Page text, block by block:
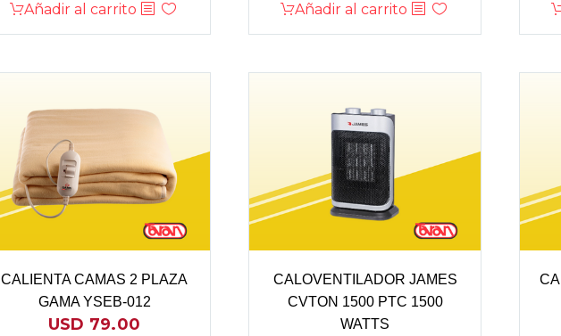
Añadir al carrito Añadir al carrito
CALIENTA CAMAS 2 PLAZA
GAMA YSEB-012
USD 79.00
CALOVENTILADOR JAMES
CVTON 1500 PTC 1500
WATTS